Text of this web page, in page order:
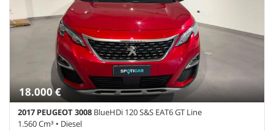
elettronicamente • Retrovisori richiudibili elettronicamente •
Riconoscimento dei segnali stradali • Sedile posteriore sdoppiato
• Sensore di luce • Sensore di pioggia • Sensori di parcheggio
anteriori • Sensori di parcheggio posteriori • Servosterzo • Sistema
di avviso di distanza • Sistema di riconoscimento della stanchezza
• Specchietti laterali elettrici • Specchietto retrovisore con
funzione antiabbagliamento • Start/Stop Automatico •
Telecamera per parcheggio assistito • Touch screen • USB • Vetri
oscurati • Volante in pelle • Volante multifunzione
antiparticolato • Immobilizzatore elettronico • Park Distance
Control • Sedile posteriore sdoppiato • Servosterzo • Specchietti
laterali elettrici
18.000 €
2017 PEUGEOT 3008 BlueHDi 120 S&S EAT6 GT Line
1.560 Cm³ • Diesel